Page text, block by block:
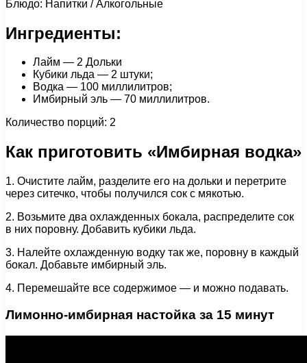
Блюдо: Напитки / Алкогольные
Ингредиенты:
Лайм — 2 Дольки
Кубики льда — 2 штуки;
Водка — 100 миллилитров;
Имбирный эль — 70 миллилитров.
Количество порций: 2
Как приготовить «Имбирная водка»
1. Очистите лайм, разделите его на дольки и перетрите
через ситечко, чтобы получился сок с мякотью.
2. Возьмите два охлажденных бокала, распределите сок
в них поровну. Добавить кубики льда.
3. Налейте охлажденную водку так же, поровну в каждый
бокал. Добавьте имбирный эль.
4. Перемешайте все содержимое — и можно подавать.
Лимонно-имбирная настойка за 15 минут